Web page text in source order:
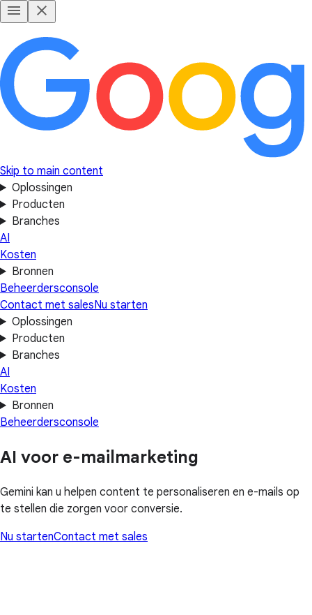
Skip to main content
Oplossingen
Producten
Branches
AI
Kosten
Bronnen
Beheerdersconsole
Contact met salesNu starten
Oplossingen
Producten
Branches
AI
Kosten
Bronnen
Beheerdersconsole
AI voor e-mailmarketing
Gemini kan u helpen content te personaliseren en e-mails op
te stellen die zorgen voor conversie.
Nu startenContact met sales